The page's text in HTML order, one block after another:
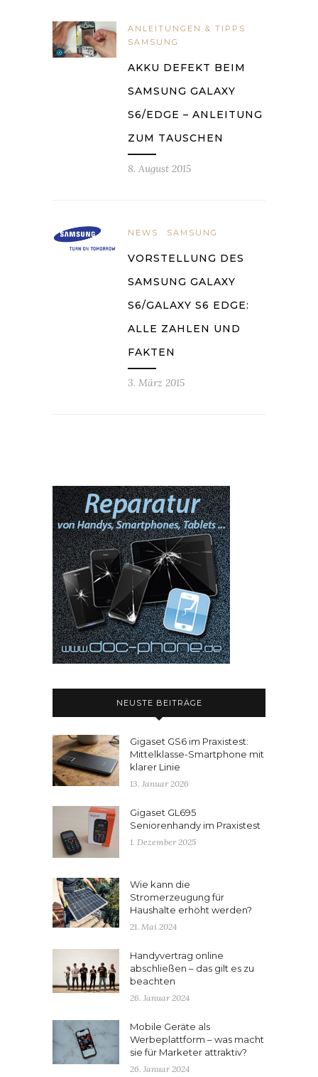
ANLEITUNGEN & TIPPS
SAMSUNG
AKKU DEFEKT BEIM
SAMSUNG GALAXY
S6/EDGE – ANLEITUNG
ZUM TAUSCHEN
8. August 2015
NEWS SAMSUNG
VORSTELLUNG DES
SAMSUNG GALAXY
S6/GALAXY S6 EDGE:
ALLE ZAHLEN UND
FAKTEN
3. März 2015
NEUSTE BEITRÄGE
Gigaset GS6 im Praxistest:
Mittelklasse-Smartphone mit
klarer Linie
13. Januar 2026
Gigaset GL695
Seniorenhandy im Praxistest
1. Dezember 2025
Wie kann die
Stromerzeugung für
Haushalte erhöht werden?
21. Mai 2024
Handyvertrag online
abschließen – das gilt es zu
beachten
26. Januar 2024
Mobile Geräte als
Werbeplattform – was macht
sie für Marketer attraktiv?
26. Januar 2024